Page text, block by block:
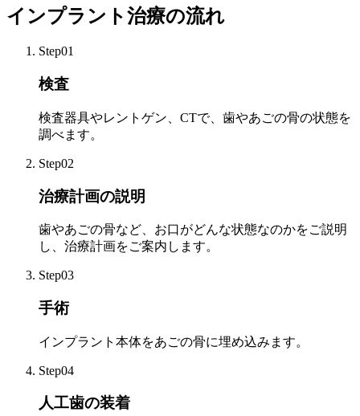
インプラント治療の流れ
Step01
検査
検査器具やレントゲン、CTで、歯やあごの骨の状態を
調べます。
Step02
治療計画の説明
歯やあごの骨など、お口がどんな状態なのかをご説明
し、治療計画をご案内します。
Step03
手術
インプラント本体をあごの骨に埋め込みます。
Step04
人工歯の装着